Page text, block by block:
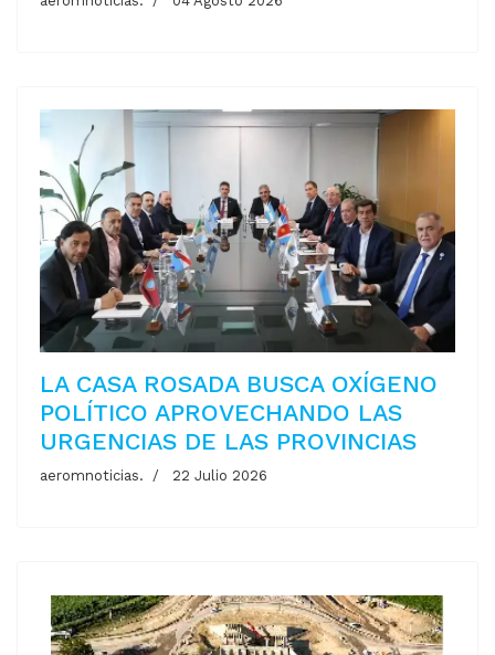
LA CASA ROSADA BUSCA OXÍGENO
POLÍTICO APROVECHANDO LAS
URGENCIAS DE LAS PROVINCIAS
aeromnoticias. 22 Julio 2026